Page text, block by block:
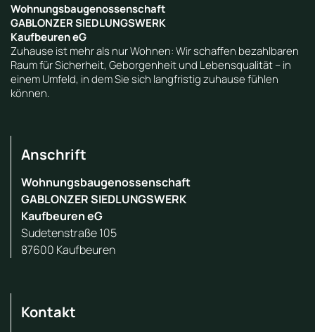
Wohnungsbaugenossenschaft
GABLONZER SIEDLUNGSWERK
Kaufbeuren eG
Zuhause ist mehr als nur Wohnen: Wir schaffen bezahlbaren
Raum für Sicherheit, Geborgenheit und Lebensqualität – in
einem Umfeld, in dem Sie sich langfristig zuhause fühlen
können.
Anschrift
Wohnungsbaugenossenschaft
GABLONZER SIEDLUNGSWERK
Kaufbeuren eG
Sudetenstraße 105
87600 Kaufbeuren
Kontakt